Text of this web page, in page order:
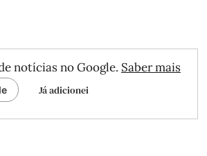
notícias no Google. Saber mais
Já adicionei